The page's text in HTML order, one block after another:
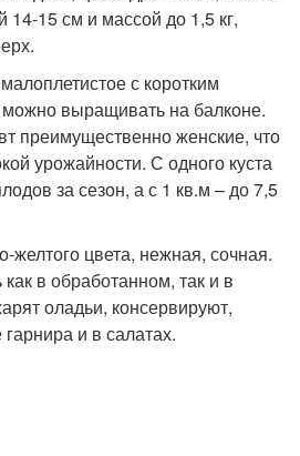
14-15 см и массой до 1,5 кг,
с коротким
выращивать на балконе.
преимущественно женские, что
урожайности. С одного куста
за сезон, а с 1 кв.м – до 7,5
желтого цвета, нежная, сочная.
в обработанном, так и в
оладьи, консервируют,
и в салатах.